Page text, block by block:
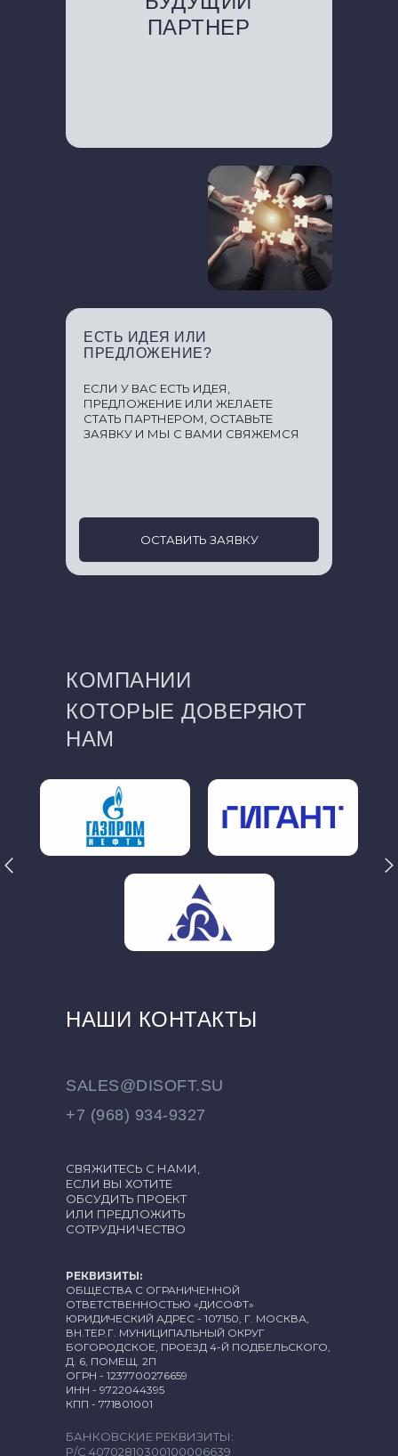
ОСТАВИТЬ ЗАЯВКУ
ЕСЛИ У ВАС ЕСТЬ ИДЕЯ,
ПРЕДЛОЖЕНИЕ ИЛИ ЖЕЛАЕТЕ
СТАТЬ ПАРТНЕРОМ, ОСТАВЬТЕ
ЗАЯВКУ И МЫ С ВАМИ СВЯЖЕМСЯ
ЕСТЬ ИДЕЯ ИЛИ
ПРЕДЛОЖЕНИЕ?
ПАРТНЕР
КОТОРЫЕ ДОВЕРЯЮТ
НАМ
КОМПАНИИ
БАНКОВСКИЕ РЕКВИЗИТЫ:
Р/С 40702810300100006639
РЕКВИЗИТЫ:
ОБЩЕСТВА С ОГРАНИЧЕННОЙ
ОТВЕТСТВЕННОСТЬЮ «ДИСОФТ»
ЮРИДИЧЕСКИЙ АДРЕС - 107150, Г. МОСКВА,
ВН.ТЕР.Г. МУНИЦИПАЛЬНЫЙ ОКРУГ
БОГОРОДСКОЕ, ПРОЕЗД 4-Й ПОДБЕЛЬСКОГО,
Д. 6, ПОМЕЩ. 2П
ОГРН - 1237700276659
ИНН - 9722044395
КПП - 771801001
СВЯЖИТЕСЬ С НАМИ,
ЕСЛИ ВЫ ХОТИТЕ
ОБСУДИТЬ ПРОЕКТ
ИЛИ ПРЕДЛОЖИТЬ
СОТРУДНИЧЕСТВО
+7 (968) 934-9327
SALES@DISOFT.SU
НАШИ КОНТАКТЫ